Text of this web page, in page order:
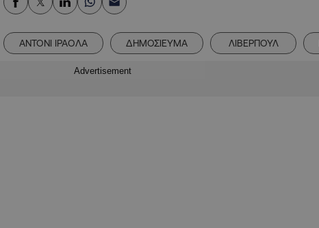
ΑΝΤΟΝΙ ΙΡΑΟΛΑ ΔΗΜΟΣΙΕΥΜΑ ΛΙΒΕΡΠΟΥΛ
Advertisement